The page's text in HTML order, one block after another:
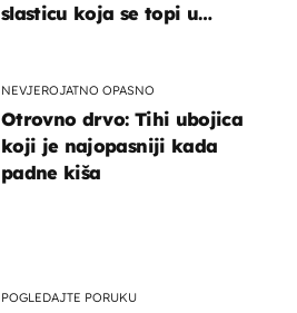
POGLEDAJTE PORUKU
slasticu koja se topi u
NEVJEROJATNO OPASNO
Otrovno drvo: Tihi ubojica
koji je najopasniji kada
padne kiša